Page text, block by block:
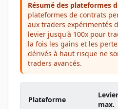
Résumé des plateformes
plateformes de contrats
aux traders expérimentés
levier jusqu'à 100x pour
la fois les gains et les
dérivés à haut risque ne
traders avancés.
Plateforme
Levier
max.